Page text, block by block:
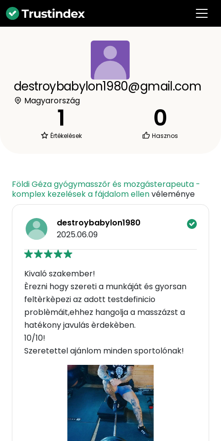
destroybabylon1980@gmail.com
Magyarország
1
Értékelések
0
Hasznos
Földi Géza gyógymasszőr és mozgásterapeuta -
komplex kezelések a fájdalom ellenvéleménye
destroybabylon1980
2025.06.09
Kivaló szakember!
Èrezni hogy szereti a munkáját és gyorsan
feltèrkèpezi az adott testdefinicio
problèmáit,ehhez hangolja a masszázst a
hatékony javulás èrdekèben.
10/10!
Szeretettel ajánlom minden sportolónak!